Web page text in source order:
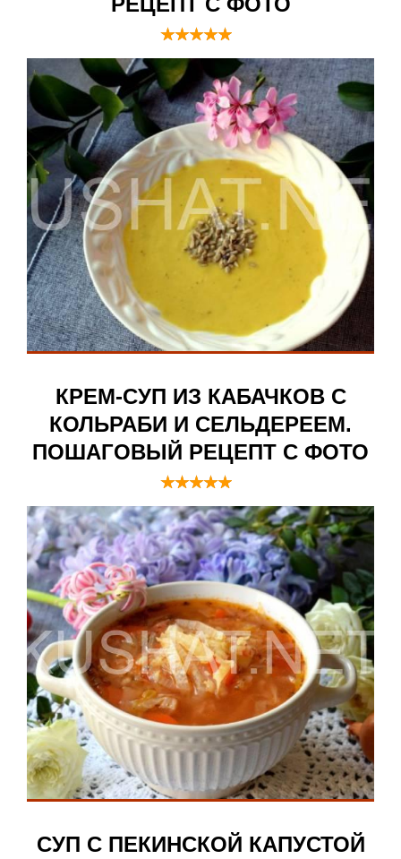
КРЕМ-СУП ИЗ КАБАЧКОВ С
КОЛЬРАБИ И СЕЛЬДЕРЕЕМ.
ПОШАГОВЫЙ РЕЦЕПТ С ФОТО
СУП С ПЕКИНСКОЙ КАПУСТОЙ